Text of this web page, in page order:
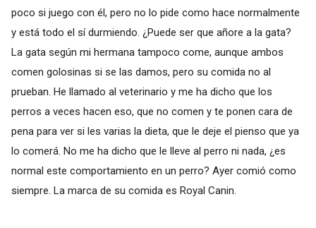
poco si juego con él, pero no lo pide como hace normalmente
y está todo el sí durmiendo. ¿Puede ser que añore a la gata?
La gata según mi hermana tampoco come, aunque ambos
comen golosinas si se las damos, pero su comida no al
prueban. He llamado al veterinario y me ha dicho que los
perros a veces hacen eso, que no comen y te ponen cara de
pena para ver si les varias la dieta, que le deje el pienso que ya
lo comerá. No me ha dicho que le lleve al perro ni nada, ¿es
normal este comportamiento en un perro? Ayer comió como
siempre. La marca de su comida es Royal Canin.